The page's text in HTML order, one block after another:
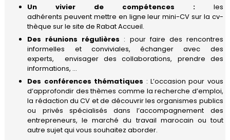
Un vivier de compétences :les
adhérents peuvent mettre en ligne leur mini-CV sur la cv-
thèque sur le site de Rabat Accueil.
Des réunions régulières : pour faire des rencontres
informelles et conviviales, échanger avec des
experts, envisager des collaborations, prendre des
informations, ...
Des conférences thématiques : L’occasion pour vous
d’approfondir des thèmes comme la recherche d’emploi,
la rédaction du CV et de découvrir les organismes publics
ou privés spécialisés dans l’accompagnement des
entrepreneurs, le marché du travail marocain ou tout
autre sujet qui vous souhaitez aborder.